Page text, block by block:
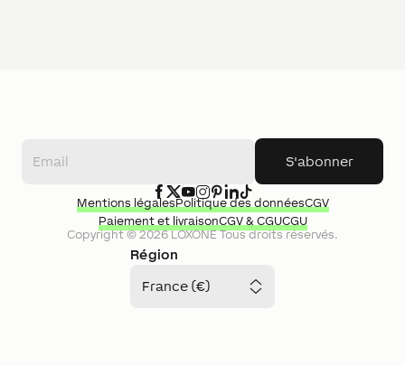
S'abonner
Région
France (€)
Copyright ©2026LOXONETous droits réservés.
Mentions légalesPolitique des donnéesCGV
Paiement et livraisonCGV & CGUCGU